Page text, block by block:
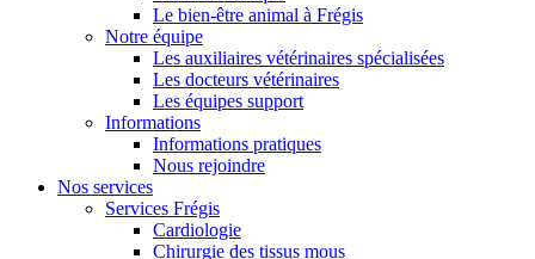
Le bien-être animal à Frégis
Notre équipe
Les auxiliaires vétérinaires spécialisées
Les docteurs vétérinaires
Les équipes support
Informations
Informations pratiques
Nous rejoindre
Nos services
Services Frégis
Cardiologie
Chirurgie des tissus mous